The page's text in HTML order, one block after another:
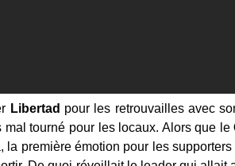
Libertad pour les retrouvailles avec
mal tourné pour les locaux. Alors que le
première émotion pour les supporters